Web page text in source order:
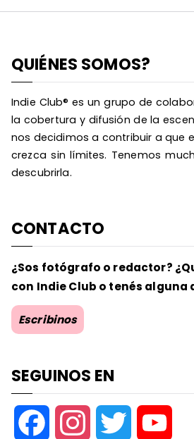
QUIÉNES SOMOS?
Indie Club® es un grupo de
la cobertura y difusión de la
nos decidimos a contribuir a que
crezca sin límites. Tenemos
descubrirla.
CONTACTO
¿Sos fotógrafo o redactor?
con Indie Club o tenés alguna
Escribinos
SEGUINOS EN